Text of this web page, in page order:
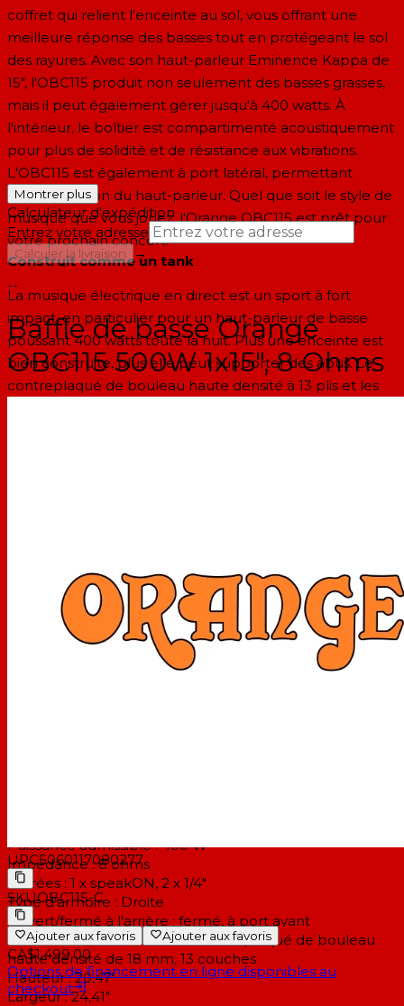
coffret qui relient l'enceinte au sol, vous offrant une
meilleure réponse des basses tout en protégeant le sol
des rayures. Avec son haut-parleur Eminence Kappa de
15", l'OBC115 produit non seulement des basses grasses,
mais il peut également gérer jusqu'à 400 watts. À
l'intérieur, le boîtier est compartimenté acoustiquement
pour plus de solidité et de résistance aux vibrations.
L'OBC115 est également à port latéral, permettant
autocorrection du haut-parleur. Quel que soit le style de
musique que vous jouez, l'Orange OBC115 est prêt pour
votre prochain concert.
Construit comme un tank
La musique électrique en direct est un sport à fort
impact, en particulier pour un haut-parleur de basse
poussant 400 watts toute la nuit. Plus une enceinte est
bien construite, plus elle peut supporter des abus. Le
contreplaqué de bouleau haute densité à 13 plis et les
Contreplaqué de bouleau haute densité de 18 mm à 13
plis pour des basses solides et une longue durée de vie
1 haut-parleur Eminence Kappa de 15 pouces offrant
des basses profondes et équilibrées
2 prises SpeakON parallèles 1/4" vous offrent une
Puissance admissible : 400 W
Impédance : 8 ohms
Entrées : 1 x speakON, 2 x 1/4"
Type d'armoire : Droite
Ouvert/fermé à l'arrière : fermé, à port avant
Matériaux de construction : contreplaqué de bouleau
haute densité de 18 mm, 13 couches
Hauteur : 20,47"
Largeur : 24,41"
Montrer plus
Calculateur d'expédition
Entrez votre adresse
Calculer la livraison
→
--
Baffle de basse Orange
OBC115 500W 1x15", 8 Ohms
UPC5060117080277
SKUOBC115-C
Ajouter aux favoris Ajouter aux favoris
CA$1,499.00
Options de financement en ligne disponibles au
checkout